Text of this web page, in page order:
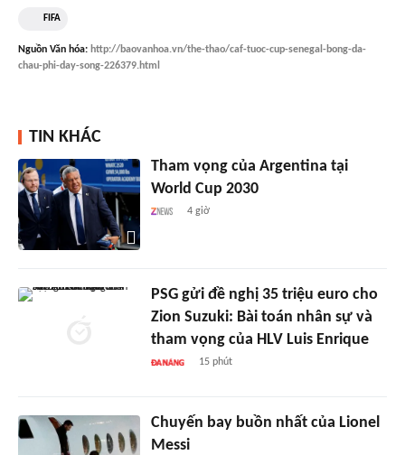
FIFA
Nguồn Văn hóa: http://baovanhoa.vn/the-thao/caf-tuoc-cup-senegal-bong-da-
chau-phi-day-song-226379.html
TIN KHÁC
Tham vọng của Argentina tại
World Cup 2030
4 giờ
PSG gửi đề nghị 35 triệu euro cho
Zion Suzuki: Bài toán nhân sự và
tham vọng của HLV Luis Enrique
15 phút
Chuyến bay buồn nhất của Lionel
Messi